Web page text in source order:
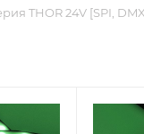
THOR 24V [SPI,